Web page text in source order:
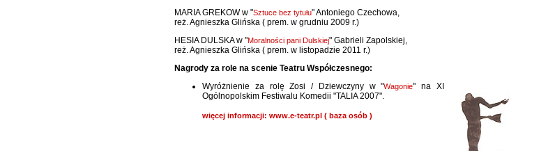
MARIA GREKOW w "Sztuce bez tytułu" Antoniego Czechowa,
reż. Agnieszka Glińska ( prem. w grudniu 2009 r.)
HESIA DULSKA w "Moralności pani Dulskiej" Gabrieli Zapolskiej,
reż. Agnieszka Glińska ( prem. w listopadzie 2011 r.)
Nagrody za role na scenie Teatru Współczesnego:
Wyróżnienie za rolę Zosi / Dziewczyny w "Wagonie" na XI
Ogólnopolskim Festiwalu Komedii "TALIA 2007".
więcej informacji: www.e-teatr.pl ( baza osób )